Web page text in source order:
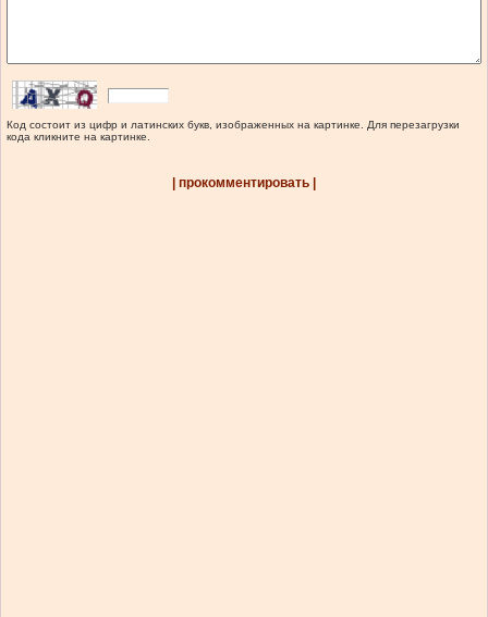
Код состоит из цифр и латинских букв, изображенных на картинке. Для перезагрузки
кода кликните на картинке.
| прокомментировать |